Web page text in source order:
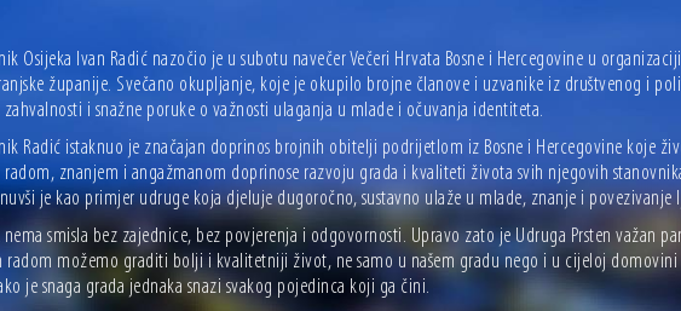
Osijeka Ivan Radić nazočio je u subotu navečer Večeri Hrvata Bosne i Hercegovine u
županije. Svečano okupljanje, koje je okupilo brojne članove i uzvanike iz društvenog i
zahvalnosti i snažne poruke o važnosti ulaganja u mlade i očuvanja identiteta.
Radić istaknuo je značajan doprinos brojnih obitelji podrijetlom iz Bosne i Hercegovine koje
radom, znanjem i angažmanom doprinose razvoju grada i kvaliteti života svih njegovih
je kao primjer udruge koja djeluje dugoročno, sustavno ulaže u mlade, znanje i povezivanje
smisla bez zajednice, bez povjerenja i odgovornosti. Upravo zato je Udruga Prsten važan
radom možemo graditi bolji i kvalitetniji život, ne samo u našem gradu nego i u cijeloj
je snaga grada jednaka snazi svakog pojedinca koji ga čini.